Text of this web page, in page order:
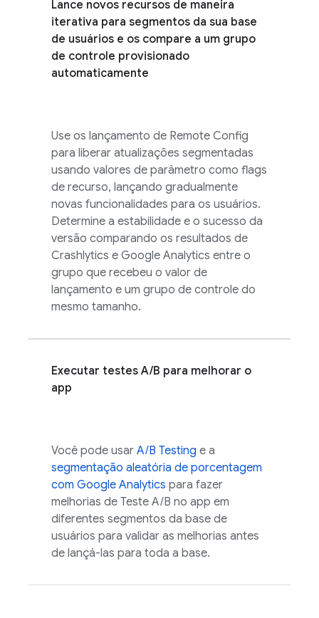
Lance novos recursos de maneira
iterativa para segmentos da sua base
de usuários e os compare a um grupo
de controle provisionado
automaticamente
Use os lançamento de Remote Config
para liberar atualizações segmentadas
usando valores de parâmetro como flags
de recurso, lançando gradualmente
novas funcionalidades para os usuários.
Determine a estabilidade e o sucesso da
versão comparando os resultados de
Crashlytics e Google Analytics entre o
grupo que recebeu o valor de
lançamento e um grupo de controle do
mesmo tamanho.
Executar testes A/B para melhorar o
app
Você pode usar A/B Testing e a
segmentação aleatória de porcentagem
com Google Analytics para fazer
melhorias de Teste A/B no app em
diferentes segmentos da base de
usuários para validar as melhorias antes
de lançá-las para toda a base.